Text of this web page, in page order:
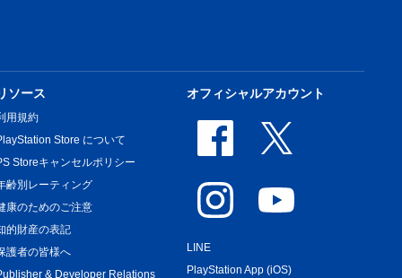
ソース
用規約
Store について
Storeキャンセルポリシー
齢別レーティング
康のためのご注意
的財産の表記
護者の皆様へ
& Developer Relations
オフィシャルアカウント
LINE
PlayStation App (iOS)